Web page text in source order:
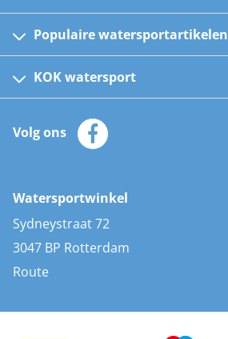
Populaire watersportartikelen
Kinder reddingsvesten
Automatische reddingsvesten
Zeilkleding
Zonnepanelen
AIS transponders
Stootwillen en fenders
Bootkussens
Zwemtrappen
KOK watersport
Klantenservice
Merken
Volg ons
Watersportwinkel
Sydneystraat 72
3047 BP Rotterdam
Route